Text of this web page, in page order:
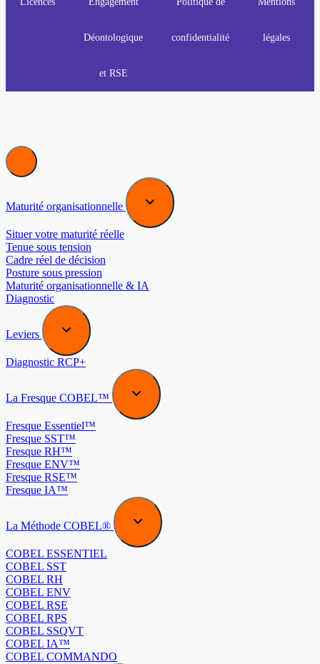
Déontologique
et RSE
confidentialité légales
Maturité organisationnelle
Situer votre maturité réelle
Tenue sous tension
Cadre réel de décision
Posture sous pression
Maturité organisationnelle & IA
Diagnostic
Leviers
Diagnostic RCP+
La Fresque COBEL™
Fresque Essentiel™
Fresque SST™
Fresque RH™
Fresque ENV™
Fresque RSE™
Fresque IA™
La Méthode COBEL®
COBEL ESSENTIEL
COBEL SST
COBEL RH
COBEL ENV
COBEL RSE
COBEL RPS
COBEL SSQVT
COBEL IA™
COBEL COMMANDO